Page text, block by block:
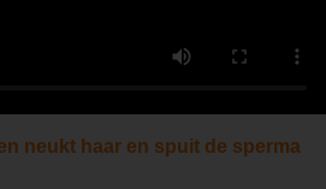
neukt haar en spuit de sperma